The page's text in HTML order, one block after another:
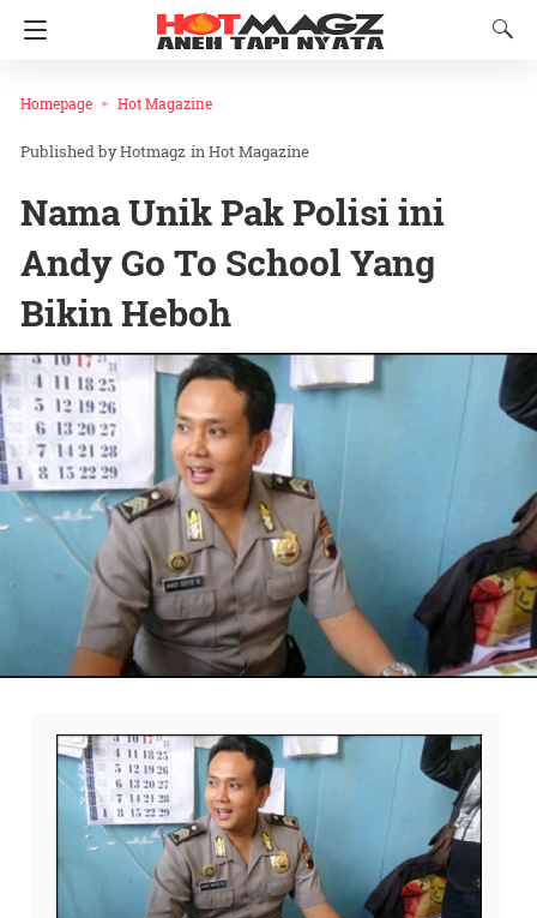
Homepage Hot Magazine
Hotmagz inHot Magazine
Nama Unik Pak Polisi ini
Andy Go To School Yang
Bikin Heboh